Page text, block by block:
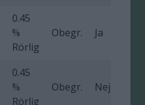
0.45
%
Rörlig
Obegr. Ja
0.45
%
Rörlig
Obegr. Nej